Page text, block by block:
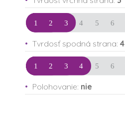
Tvrdosť spodná strana: 4
Polohovanie: nie